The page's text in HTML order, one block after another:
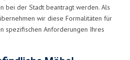
bei der Stadt beantragt werden. Als
wir diese Formalitäten für
spezifischen Anforderungen Ihres